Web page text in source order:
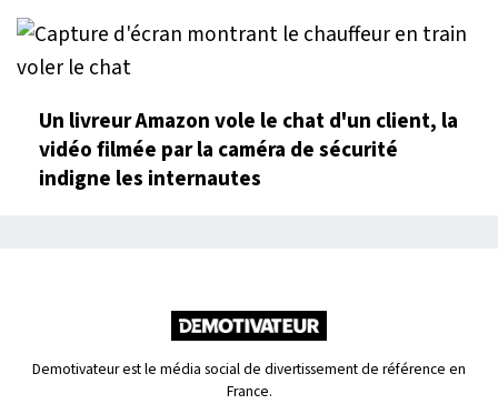
Un livreur Amazon vole le chat d'un client, la
vidéo filmée par la caméra de sécurité
indigne les internautes
Demotivateur est le média social de divertissement de référence en
France.